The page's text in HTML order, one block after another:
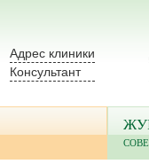
Адрес клиники
Консультант